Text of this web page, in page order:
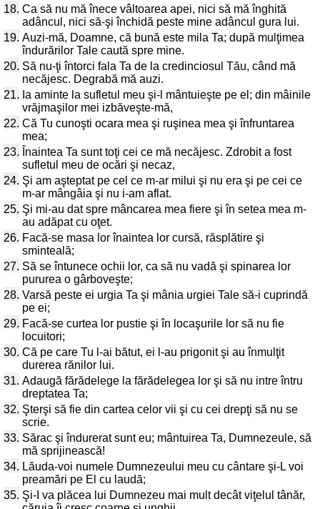
18. Ca să nu mă înece vâltoarea apei, nici să mă înghită
adâncul, nici să-şi închidă peste mine adâncul gura lui.
19. Auzi-mă, Doamne, că bună este mila Ta; după mulţimea
îndurărilor Tale caută spre mine.
20. Să nu-ţi întorci fala Ta de la credinciosul Tău, când mă
necăjesc. Degrabă mă auzi.
21. Ia aminte la sufletul meu şi-l mântuieşte pe el; din mâinile
vrăjmaşilor mei izbăveşte-mă,
22. Că Tu cunoşti ocara mea şi ruşinea mea şi înfruntarea
mea;
23. Înaintea Ta sunt toţi cei ce mă necăjesc. Zdrobit a fost
sufletul meu de ocări şi necaz,
24. Şi am aşteptat pe cel ce m-ar milui şi nu era şi pe cei ce
m-ar mângâia şi nu i-am aflat.
25. Şi mi-au dat spre mâncarea mea fiere şi în setea mea m-
au adăpat cu oţet.
26. Facă-se masa lor înaintea lor cursă, răsplătire şi
sminteală;
27. Să se întunece ochii lor, ca să nu vadă şi spinarea lor
pururea o gârboveşte;
28. Varsă peste ei urgia Ta şi mânia urgiei Tale să-i cuprindă
pe ei;
29. Facă-se curtea lor pustie şi în locaşurile lor să nu fie
locuitori;
30. Că pe care Tu l-ai bătut, ei l-au prigonit şi au înmulţit
durerea rănilor lui.
31. Adaugă fărădelege la fărădelegea lor şi să nu intre întru
dreptatea Ta;
32. Şterşi să fie din cartea celor vii şi cu cei drepţi să nu se
scrie.
33. Sărac şi îndurerat sunt eu; mântuirea Ta, Dumnezeule, să
mă sprijinească!
34. Lăuda-voi numele Dumnezeului meu cu cântare şi-L voi
preamări pe El cu laudă;
35. Şi-I va plăcea lui Dumnezeu mai mult decât viţelul tânăr,